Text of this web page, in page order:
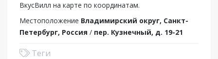
ВкусВилл на карте по координатам.
Местоположение Владимирский округ, Санкт-
Петербург, Россия / пер. Кузнечный, д. 19-21
Теги